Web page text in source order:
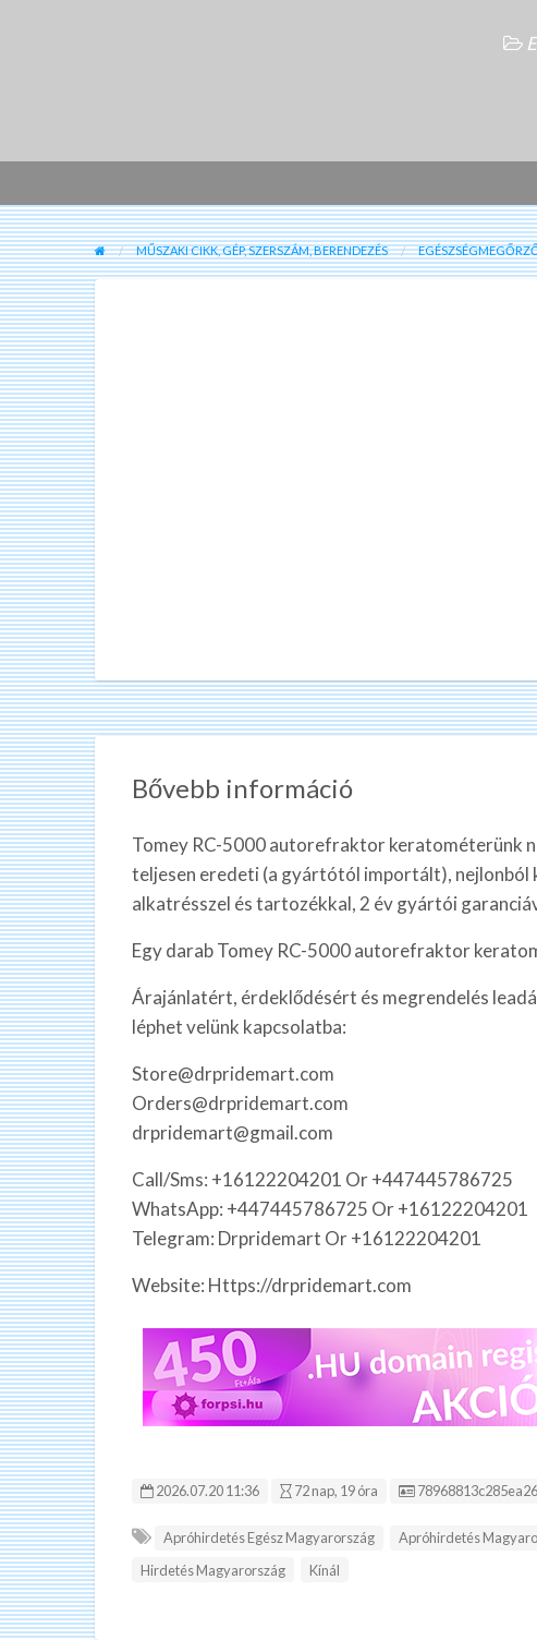
MŰSZAKI CIKK, GÉP, SZERSZÁM, BERENDEZÉS
Bővebb információ
Tomey RC-5000 autorefraktor keratométerünk
teljesen eredeti (a gyártótól importált), nejlonból
alkatrésszel és tartozékkal, 2 év gyártói
Egy darab Tomey RC-5000 autorefraktor
Árajánlatért, érdeklődésért és megrendelés
léphet velünk kapcsolatba:
Store@drpridemart.com
Orders@drpridemart.com
drpridemart@gmail.com
Call/Sms: +16122204201 Or +447445786725
WhatsApp: +447445786725 Or +16122204201
Telegram: Drpridemart Or +16122204201
Website: Https://drpridemart.com
2026.07.20 11:36 72 nap, 19 óra Hirdetés ID:
78968813c285ea26
Apróhirdetés Egész Magyarország Apróhirdetés
Hirdetés Magyarország
Kínál